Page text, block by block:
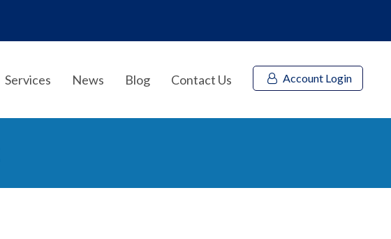
Services News Blog Contact Us Account Login